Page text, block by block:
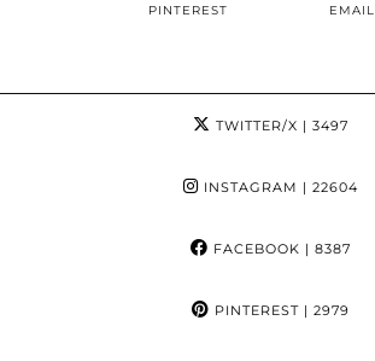
PINTEREST EMAIL
TWITTER/X | 3497
INSTAGRAM | 22604
FACEBOOK | 8387
PINTEREST| 2979